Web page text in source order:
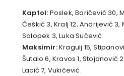
Kaptol: Poslek, Baričević 30,
Češkić 3, Kralj 12, Andrijević 3,
Salopek 3, Luka Sučević.
Maksimir:Kragulj 15,
Šutalo 6, Kravos 1, Stojanović
Lacić 7, Vukičević.